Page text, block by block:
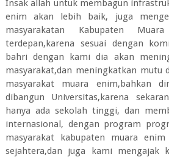
Insak allah untuk membagun
enim akan lebih baik, juga
masyarakatan Kabupaten
terdepan,karena sesuai dengan
bahri dengan kami dia akan
masyarakat,dan meningkatkan mutu
masyarakat muara enim,bahkan
dibangun Universitas,karena
hanya ada sekolah tinggi, dan
internasional, dengan program
masyarakat kabupaten muara
sejahtera,dan juga kami mengajak